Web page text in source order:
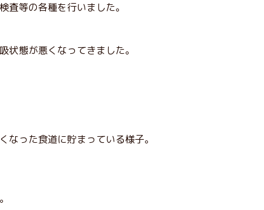
査等の各種を行いました。
状態が悪くなってきました。
った食道に貯まっている様子。